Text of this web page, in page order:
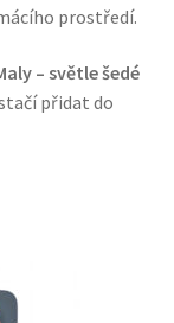
prostředí.
– světle šedé
přidat do